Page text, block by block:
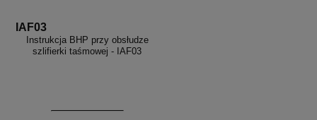
IAF03
Instrukcja BHP przy obsłudze
szlifierki taśmowej - IAF03